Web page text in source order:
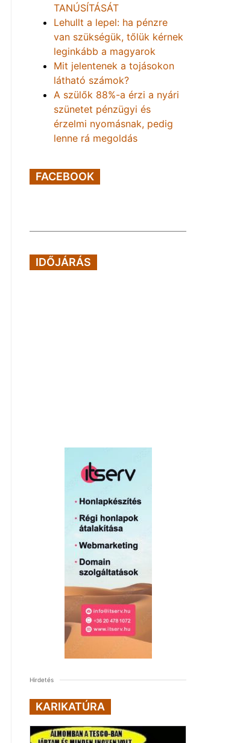
TANÚSÍTÁSÁT
Lehullt a lepel: ha pénzre
van szükségük, tőlük kérnek
leginkább a magyarok
Mit jelentenek a tojásokon
látható számok?
A szülők 88%-a érzi a nyári
szünetet pénzügyi és
érzelmi nyomásnak, pedig
lenne rá megoldás
FACEBOOK
IDŐJÁRÁS
Hirdetés
KARIKATÚRA